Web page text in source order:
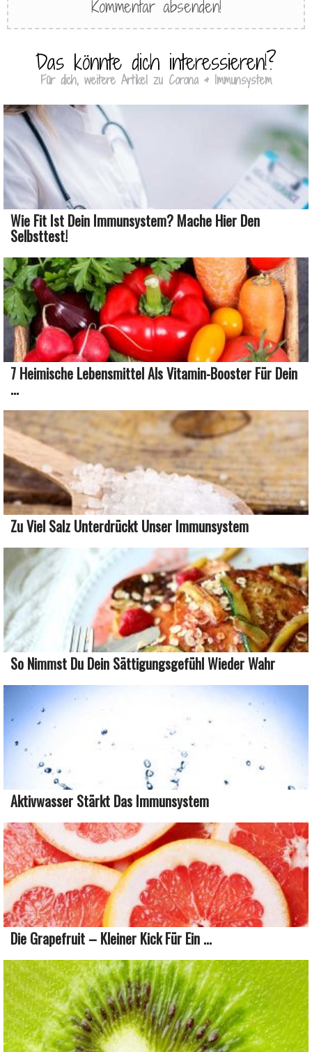
Das könnte dich interessieren!?
Für dich, weitere Artikel zu Corona & Immunsystem
Wie Fit Ist Dein Immunsystem? Mache Hier Den
Selbsttest!
7 Heimische Lebensmittel Als Vitamin-Booster Für Dein
...
Zu Viel Salz Unterdrückt Unser Immunsystem
So Nimmst Du Dein Sättigungsgefühl Wieder Wahr
Aktivwasser Stärkt Das Immunsystem
Die Grapefruit – Kleiner Kick Für Ein ...